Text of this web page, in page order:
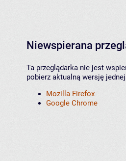
Niewspierana
Ta przeglądarka nie jest
pobierz aktualną wersję
Mozilla Firefox
Google Chrome